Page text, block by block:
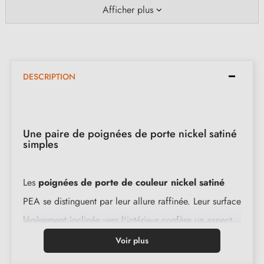
Afficher plus
DESCRIPTION
Une paire de poignées de porte nickel satiné
simples
Les poignées de porte de couleur nickel satiné
PEA se distinguent par leur allure raffinée. Leur surface
légèrement inclinée vers l'intérieur confère un aspect
unique et distinctif. Fabriquées avec un alliage de zinc
Voir plus